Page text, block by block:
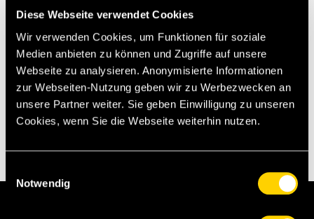
Diese Webseite verwendet Cookies
Wir verwenden Cookies, um Funktionen für soziale
Medien anbieten zu können und Zugriffe auf unsere
Webseite zu analysieren. Anonymisierte Informationen
zur Webseiten-Nutzung geben wir zu Werbezwecken an
unsere Partner weiter. Sie geben Einwilligung zu unseren
Cookies, wenn Sie die Webseite weiterhin nutzen.
Notwendig
sich über das 3:1 kurz vor der Pause. (Foto:
Thomas Hodel)
[pd][dg][sst]